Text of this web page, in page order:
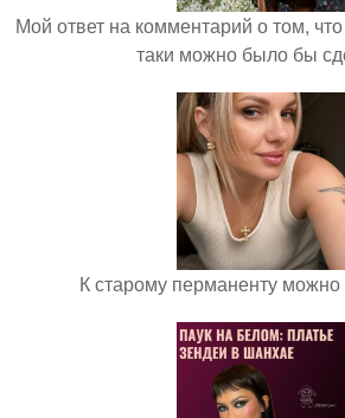
Мой ответ на комментарий о том,
таки можно было бы
К старому перманенту можно